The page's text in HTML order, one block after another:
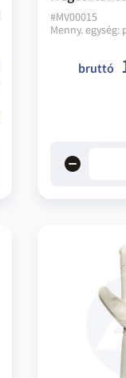
#MV00015
Menny. egység:
bruttó
remove